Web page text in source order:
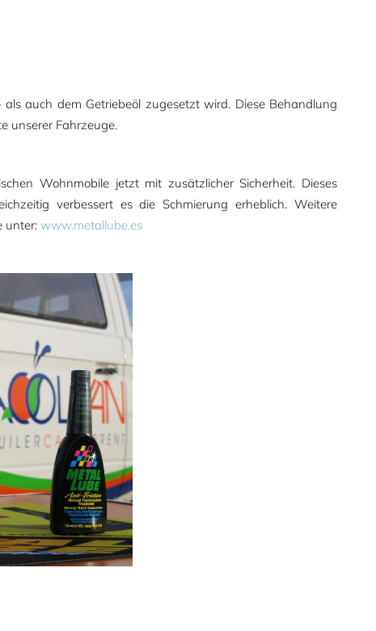
auch dem Getriebeöl zugesetzt wird. Diese Behandlung
unserer Fahrzeuge.
Wohnmobile jetzt mit zusätzlicher Sicherheit. Dieses
verbessert es die Schmierung erheblich. Weitere
unter: www.metallube.es